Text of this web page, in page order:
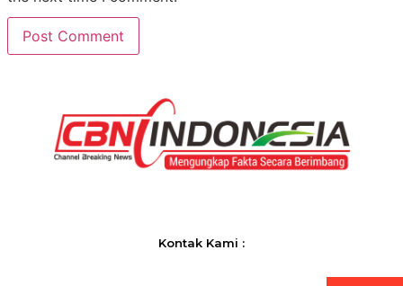
Kontak Kami :